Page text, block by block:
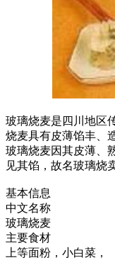
玻璃烧麦是四川地区
烧麦具有皮薄馅丰、
玻璃烧麦因其皮薄、
见其馅，故名玻璃烧
基本信息
中文名称
玻璃烧麦
主要食材
上等面粉，小白菜，